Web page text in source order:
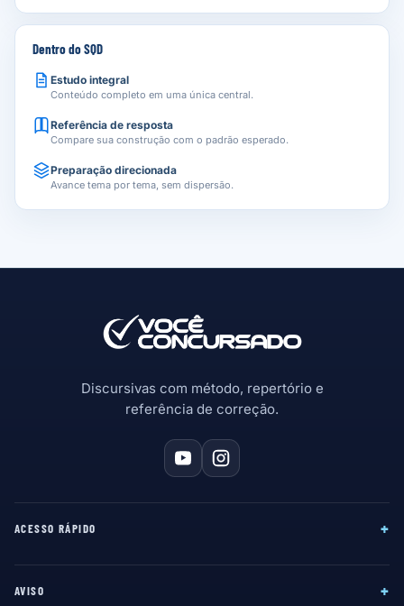
Dentro do SQD
Estudo integral
Conteúdo completo em uma única central.
Referência de resposta
Compare sua construção com o padrão esperado.
Preparação direcionada
Avance tema por tema, sem dispersão.
Discursivas com método, repertório e
referência de correção.
ACESSO RÁPIDO +
AVISO +